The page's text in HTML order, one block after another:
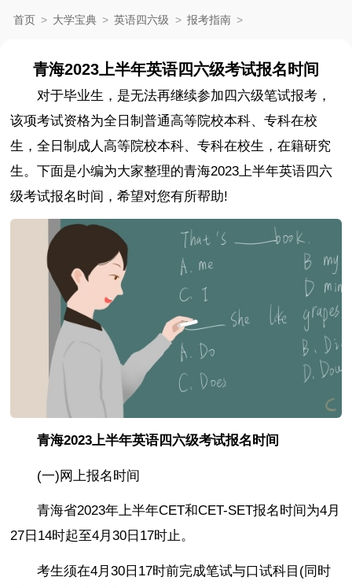
首页 > 大学宝典 > 英语四六级 > 报考指南 >
青海2023上半年英语四六级考试报名时间
对于毕业生，是无法再继续参加四六级笔试报考，
该项考试资格为全日制普通高等院校本科、专科在校
生，全日制成人高等院校本科、专科在校生，在籍研究
生。下面是小编为大家整理的青海2023上半年英语四六
级考试报名时间，希望对您有所帮助!
青海2023上半年英语四六级考试报名时间
(一)网上报名时间
青海省2023年上半年CET和CET-SET报名时间为4月
27日14时起至4月30日17时止。
考生须在4月30日17时前完成笔试与口试科目(同时